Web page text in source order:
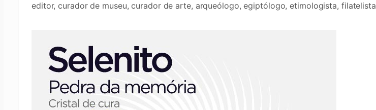
editor, curador de museu, curador de arte, arqueólogo, egiptólogo, etimologista, filatelista